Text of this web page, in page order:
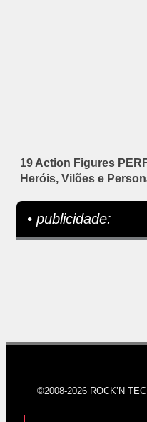
19 Action Figures
Heróis, Vilões e
• publicidade:
©2008-2026 ROCK’N